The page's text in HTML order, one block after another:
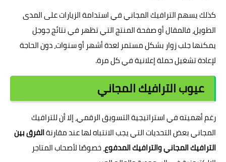
كذلك يسهم الترافيك المجاني في استدامة الزيارات على المدى
الطويل، فالمقال أو صفحة المنتج التي تظهر في نتائج جوجل
يمكنها جلب زوار بشكل مستمر لعدة أشهر أو سنوات، دون الحاجة
لإعادة تشغيل حملة إعلانية في كل مرة.
عيوب الترافيك المجاني
رغم أهميته في استراتيجية التسويق الرقمي، إلا أن للترافيك
المجاني بعض التحديات التي يجب الانتباه لها عند مقارنةالفرق بين
الترافيك المجاني والترافيك المدفوع، خصوصًا لأصحاب المتاجر